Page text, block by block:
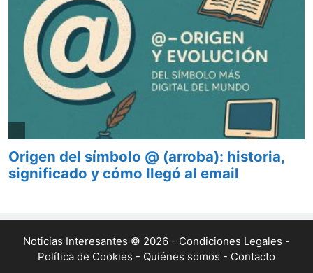
Noticias Interesantes © 2026 - Condiciones Legales -
Política de Cookies - Quiénes somos - Contacto